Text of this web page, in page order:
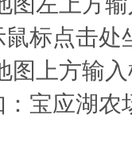
标点击处
上方输
宝应湖